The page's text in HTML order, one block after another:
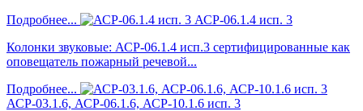
Подробнее...
АСР-06.1.4 исп. 3
Колонки звуковые: АСР-06.1.4 исп.3 сертифицированные как
оповещатель пожарный речевой...
Подробнее...
АСР-03.1.6, АСР-06.1.6, АСР-10.1.6 исп. 3